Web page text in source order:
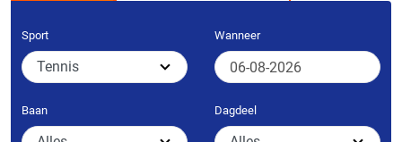
Sport Wanneer
Baan Dagdeel